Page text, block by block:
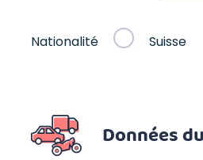
Nationalité Suisse
Données